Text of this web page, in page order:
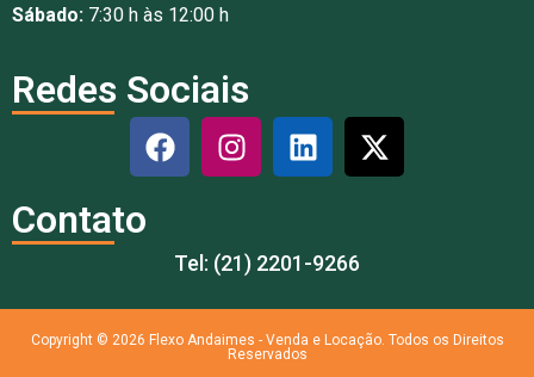
Sábado: 7:30 h às 12:00 h
Redes Sociais
Contato
Tel: (21) 2201-9266
Copyright © 2026 Flexo Andaimes - Venda e Locação. Todos os Direitos
Reservados